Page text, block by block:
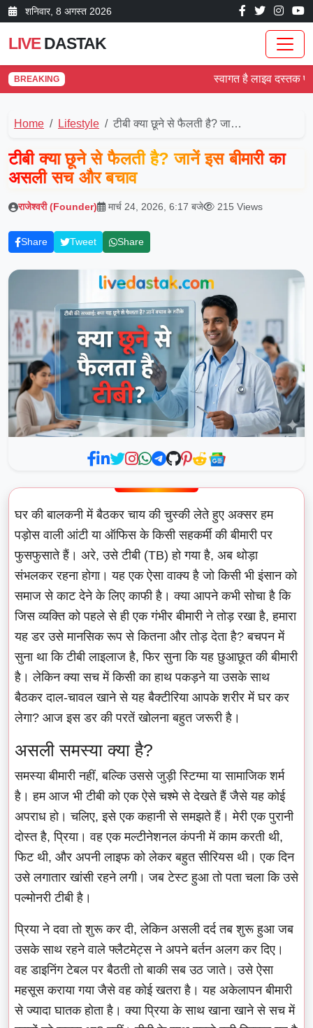
शनिवार, 8 अगस्त 2026
LIVEDASTAK
BREAKING स्वागत है लाइव दस्तक
Home Lifestyle टीबी क्या छूने से फैलती है? जा…
टीबी क्या छूने से फैलती है? जानें इस बीमारी का
असली सच और बचाव
राजेश्वरी (Founder) मार्च 24, 2026, 6:17 बजे 215 Views
Share Tweet Share
घर की बालकनी में बैठकर चाय की चुस्की लेते हुए अक्सर हम
पड़ोस वाली आंटी या ऑफिस के किसी सहकर्मी की बीमारी पर
फुसफुसाते हैं। अरे, उसे टीबी (TB) हो गया है, अब थोड़ा
संभलकर रहना होगा। यह एक ऐसा वाक्य है जो किसी भी इंसान को
समाज से काट देने के लिए काफी है। क्या आपने कभी सोचा है कि
जिस व्यक्ति को पहले से ही एक गंभीर बीमारी ने तोड़ रखा है, हमारा
यह डर उसे मानसिक रूप से कितना और तोड़ देता है? बचपन में
सुना था कि टीबी लाइलाज है, फिर सुना कि यह छुआछूत की बीमारी
है। लेकिन क्या सच में किसी का हाथ पकड़ने या उसके साथ
बैठकर दाल-चावल खाने से यह बैक्टीरिया आपके शरीर में घर कर
लेगा? आज इस डर की परतें खोलना बहुत जरूरी है।
असली समस्या क्या है?
समस्या बीमारी नहीं, बल्कि उससे जुड़ी स्टिग्मा या सामाजिक शर्म
है। हम आज भी टीबी को एक ऐसे चश्मे से देखते हैं जैसे यह कोई
अपराध हो। चलिए, इसे एक कहानी से समझते हैं। मेरी एक पुरानी
दोस्त है, प्रिया। वह एक मल्टीनेशनल कंपनी में काम करती थी,
फिट थी, और अपनी लाइफ को लेकर बहुत सीरियस थी। एक दिन
उसे लगातार खांसी रहने लगी। जब टेस्ट हुआ तो पता चला कि उसे
पल्मोनरी टीबी है।
प्रिया ने दवा तो शुरू कर दी, लेकिन असली दर्द तब शुरू हुआ जब
उसके साथ रहने वाले फ्लैटमेट्स ने अपने बर्तन अलग कर दिए।
वह डाइनिंग टेबल पर बैठती तो बाकी सब उठ जाते। उसे ऐसा
महसूस कराया गया जैसे वह कोई खतरा है। यह अकेलापन बीमारी
से ज्यादा घातक होता है। क्या प्रिया के साथ खाना खाने से सच में